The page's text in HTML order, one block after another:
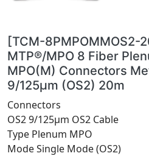
[TCM-8PMPOMMOS2-
MTP®/MPO 8 Fiber
MPO(M) Connectors
9/125μm (OS2) 20m
Connectors
OS2 9/125μm OS2 Cable
Type Plenum MPO
Mode Single Mode (OS2)